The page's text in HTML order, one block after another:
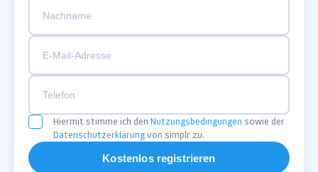
Hiermit stimme ich den Nutzungsbedingungen sowie der
Datenschutzerklärung von simplr zu.
Kostenlos registrieren